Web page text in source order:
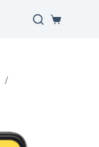
Panier
/